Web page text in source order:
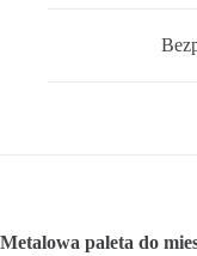
Metalowa paleta do